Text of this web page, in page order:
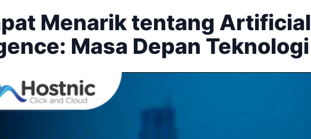
Menarik tentang Artificial
Masa Depan Teknologi